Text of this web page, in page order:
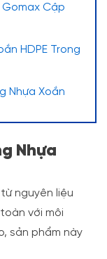
Gomax Cập
HDPE Trong
Nhựa Xoắn
Nhựa
nguyên liệu
với môi
sản phẩm này